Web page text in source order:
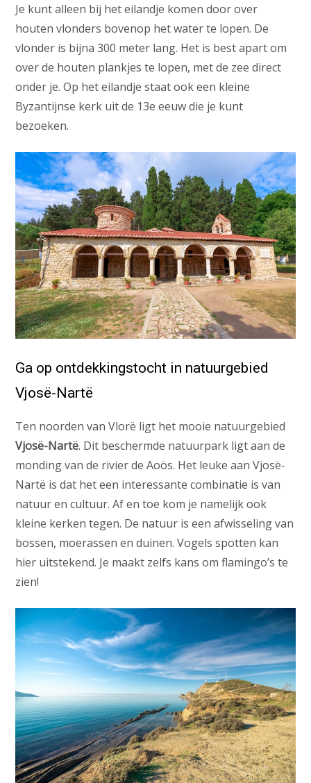
Je kunt alleen bij het eilandje komen door over
houten vlonders bovenop het water te lopen. De
vlonder is bijna 300 meter lang. Het is best apart om
over de houten plankjes te lopen, met de zee direct
onder je. Op het eilandje staat ook een kleine
Byzantijnse kerk uit de 13e eeuw die je kunt
bezoeken.
Ga op ontdekkingstocht in natuurgebied
Vjosë-Nartë
Ten noorden van Vlorë ligt het mooie natuurgebied
Vjosë-Nartë. Dit beschermde natuurpark ligt aan de
monding van de rivier de Aoös. Het leuke aan Vjosë-
Nartë is dat het een interessante combinatie is van
natuur en cultuur. Af en toe kom je namelijk ook
kleine kerken tegen. De natuur is een afwisseling van
bossen, moerassen en duinen. Vogels spotten kan
hier uitstekend. Je maakt zelfs kans om flamingo’s te
zien!